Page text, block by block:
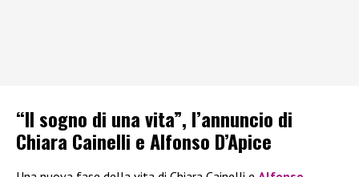
“Il sogno di una vita”, l’annuncio di
Chiara Cainelli e Alfonso D’Apice